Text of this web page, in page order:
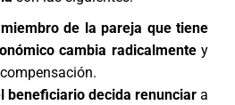
de la pareja que tiene
cambia radicalmentey
beneficiario decida renunciar a